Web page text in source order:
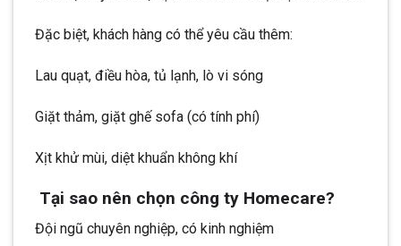
Đặc biệt, khách hàng có thể yêu cầu thêm:
Lau quạt, điều hòa, tủ lạnh, lò vi sóng
Giặt thảm, giặt ghế sofa (có tính phí)
Xịt khử mùi, diệt khuẩn không khí
Tại sao nên chọn công ty Homecare?
Đội ngũ chuyên nghiệp, có kinh nghiệm